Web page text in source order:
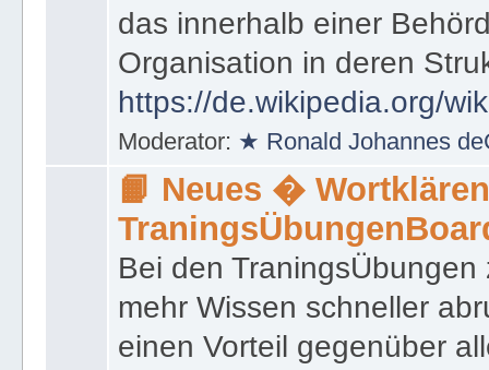
das innerhalb einer
Organisation in deren
https://de.wikipedia.org/
Moderator: ★ Ronald Johannes
📙 Neues �
Bei den
mehr Wissen schneller
einen Vorteil gegenüber